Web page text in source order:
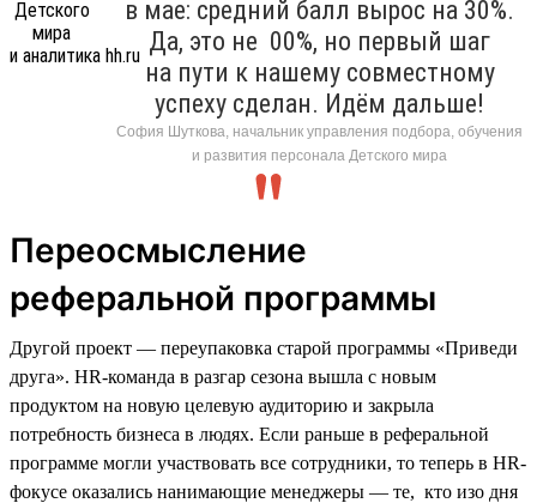
в мае: средний балл вырос на 30%.
Да, это не 00%, но первый шаг
на пути к нашему совместному
успеху сделан. Идём дальше!
София Шуткова, начальник управления подбора, обучения
и развития персонала Детского мира
Переосмысление
реферальной программы
Другой проект — переупаковка старой программы «Приведи
друга». HR-команда в разгар сезона вышла с новым
продуктом на новую целевую аудиторию и закрыла
потребность бизнеса в людях. Если раньше в реферальной
программе могли участвовать все сотрудники, то теперь в HR-
фокусе оказались нанимающие менеджеры — те, кто изо дня